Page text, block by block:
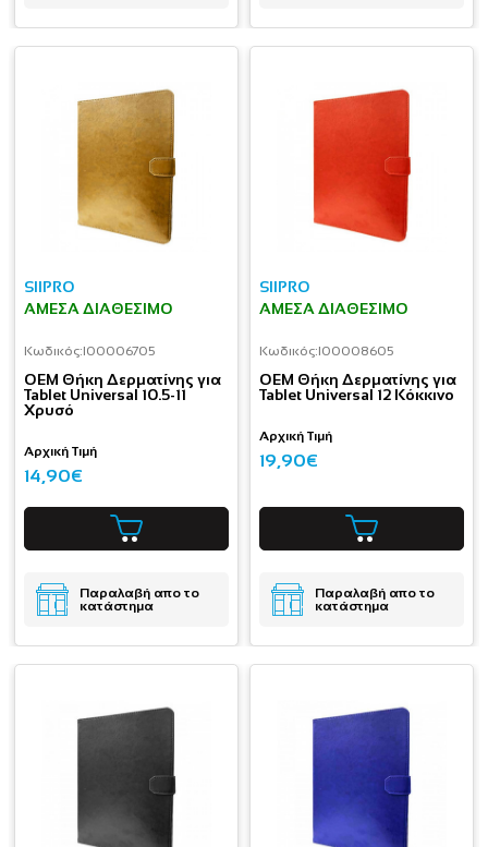
SIIPRO
ΆΜΕΣΑ ΔΙΑΘΈΣΙΜΟ
Κωδικός:I00006705
OEM Θήκη Δερματίνης για
Tablet Universal 10.5-11
Χρυσό
Αρχική Τιμή
14,90€
Παραλαβή απο το
κατάστημα
SIIPRO
ΆΜΕΣΑ ΔΙΑΘΈΣΙΜΟ
Κωδικός:I00008605
OEM Θήκη Δερματίνης για
Tablet Universal 12 Κόκκινο
Αρχική Τιμή
19,90€
Παραλαβή απο το
κατάστημα